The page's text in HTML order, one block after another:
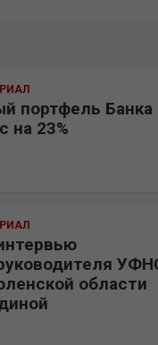
портфель Банка
на 23%
области